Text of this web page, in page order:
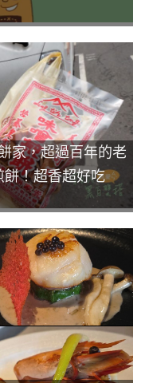
家，超過百年的老
餅！超香超好吃